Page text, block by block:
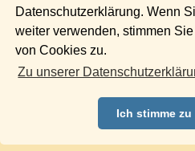
Datenschutzerklärung. Wenn
weiter verwenden, stimmen
von Cookies zu.
Zu unserer
Ich stimme zu
Reinickendorf
Spandau
Tempelhof
Treptow